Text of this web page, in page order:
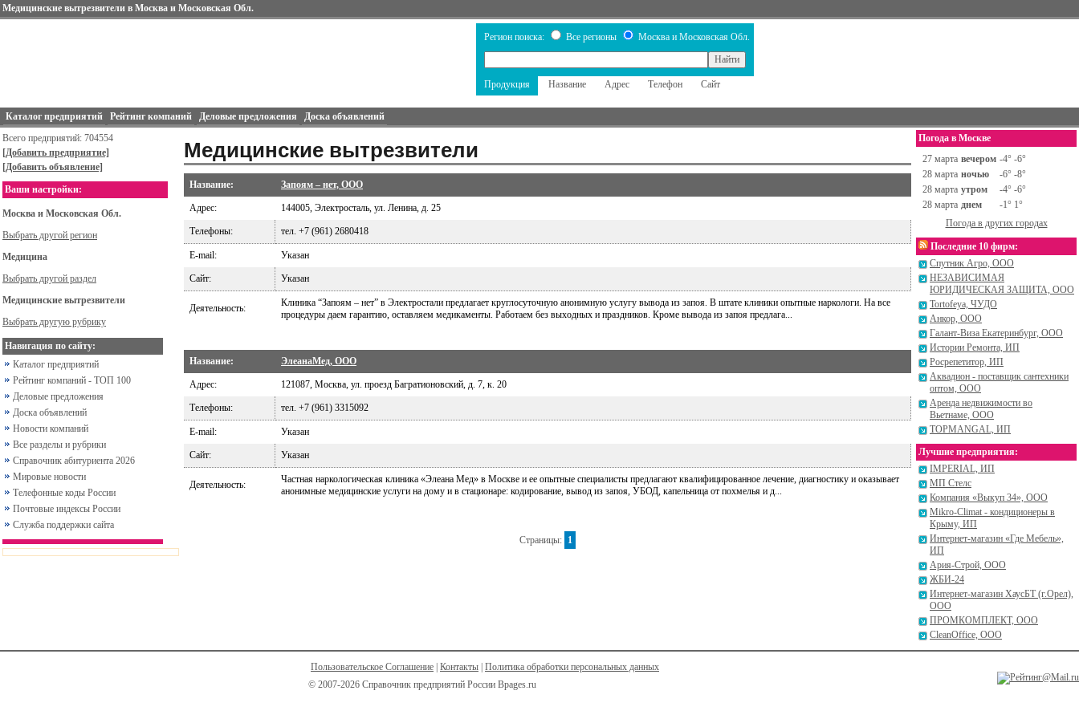
Медицинские вытрезвители в Москва и Московская Обл.
Регион поиска: Все регионы Москва и Московская Обл.
Продукция Название Адрес Телефон Сайт
Каталог предприятий Рейтинг компаний Деловые предложения
Доска объявлений
Всего предприятий: 704554
[Добавить предприятие]
[Добавить объявление]
Ваши настройки:
Москва и Московская Обл.
Выбрать другой регион
Медицина
Выбрать другой раздел
Медицинские вытрезвители
Выбрать другую рубрику
Навигация по сайту:
Каталог предприятий
Рейтинг компаний - ТОП 100
Деловые предложения
Доска объявлений
Новости компаний
Все разделы и рубрики
Справочник абитуриента 2026
Мировые новости
Телефонные коды России
Почтовые индексы России
Служба поддержки сайта
Медицинские вытрезвители
Название: Запоям – нет, ООО
Адрес: 144005, Электросталь, ул. Ленина, д. 25
Телефоны: тел. +7 (961) 2680418
E-mail: Указан
Сайт: Указан
Деятельность:
Клиника “Запоям – нет” в Электростали предлагает круглосуточную анонимную услугу вывода из запоя. В штате клиники опытные наркологи. На все
процедуры даем гарантию, оставляем медикаменты. Работаем без выходных и праздников. Кроме вывода из запоя предлага...
Название: ЭлеанаМед, ООО
Адрес: 121087, Москва, ул. проезд Багратионовский, д. 7, к. 20
Телефоны: тел. +7 (961) 3315092
E-mail: Указан
Сайт: Указан
Деятельность:
Частная наркологическая клиника «Элеана Мед» в Москве и ее опытные специалисты предлагают квалифицированное лечение, диагностику и оказывает
анонимные медицинские услуги на дому и в стационаре: кодирование, вывод из запоя, УБОД, капельница от похмелья и д...
Страницы: 1
Погода в Москве
27 марта вечером -4° -6°
28 марта ночью
-6° -8°
28 марта утром
-4° -6°
28 марта днем
-1° 1°
Погода в других городах
Последние 10 фирм:
Спутник Агро, ООО
НЕЗАВИСИМАЯ
ЮРИДИЧЕСКАЯ ЗАЩИТА, ООО
Tortofeya, ЧУДО
Анкор, ООО
Галант-Виза Екатеринбург, ООО
Истории Ремонта, ИП
Росрепетитор, ИП
Аквадион - поставщик сантехники
оптом, ООО
Аренда недвижимости во
Вьетнаме, ООО
TOPMANGAL, ИП
Лучшие предприятия:
IMPERIAL, ИП
МП Стелс
Компания «Выкуп 34», ООО
Mikro-Climat - кондиционеры в
Крыму, ИП
Интернет-магазин «Где Мебель»,
ИП
Ария-Строй, ООО
ЖБИ-24
Интернет-магазин ХаусБТ (г.Орел),
ООО
ПРОМКОМПЛЕКТ, ООО
CleanOffice, ООО
Пользовательское Соглашение Контакты Политика обработки персональных данных
© 2007-2026 Справочник предприятий России Bpages.ru